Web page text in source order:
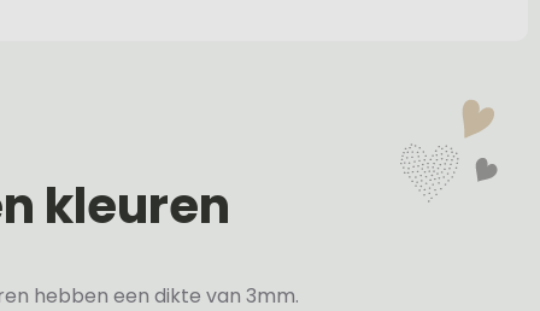
kleuren
hebben een dikte van 3mm.